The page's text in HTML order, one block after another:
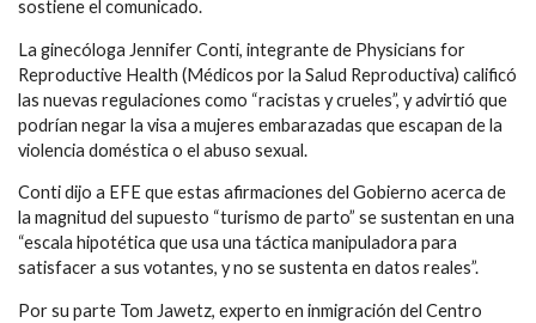
sostiene el comunicado.
La ginecóloga Jennifer Conti, integrante de Physicians for
Reproductive Health (Médicos por la Salud Reproductiva) calificó
las nuevas regulaciones como “racistas y crueles”, y advirtió que
podrían negar la visa a mujeres embarazadas que escapan de la
violencia doméstica o el abuso sexual.
Conti dijo a EFE que estas afirmaciones del Gobierno acerca de
la magnitud del supuesto “turismo de parto” se sustentan en una
“escala hipotética que usa una táctica manipuladora para
satisfacer a sus votantes, y no se sustenta en datos reales”.
Por su parte Tom Jawetz, experto en inmigración del Centro